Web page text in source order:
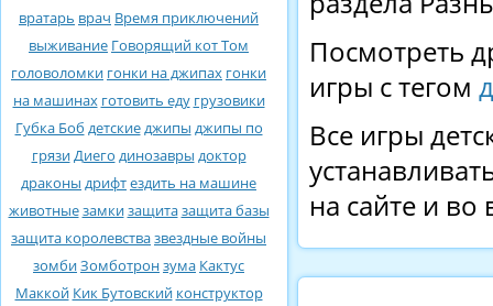
вратарь врач Время приключений
выживание Говорящий кот Том
головоломки гонки на джипах гонки
на машинах готовить еду грузовики
Губка Боб детскиеджипы джипы по
грязиДиего динозавры доктор
драконы дрифтездить на машине
животныезамкизащитазащита базы
защита королевствазвездные войны
зомбиЗомботронзума Кактус
Маккой Кик Бутовский конструктор
Посмотреть
игры с тегом
Все игры
на сайте и